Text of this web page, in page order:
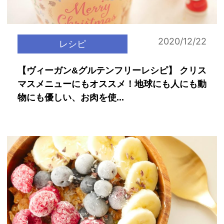
レシピ 2020/12/22
【ヴィーガン&グルテンフリーレシピ】 クリス
マスメニューにもオススメ！地球にも人にも動
物にも優しい、お肉を使...